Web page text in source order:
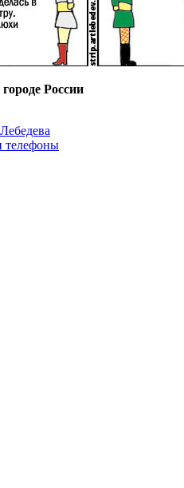
России
телефоны